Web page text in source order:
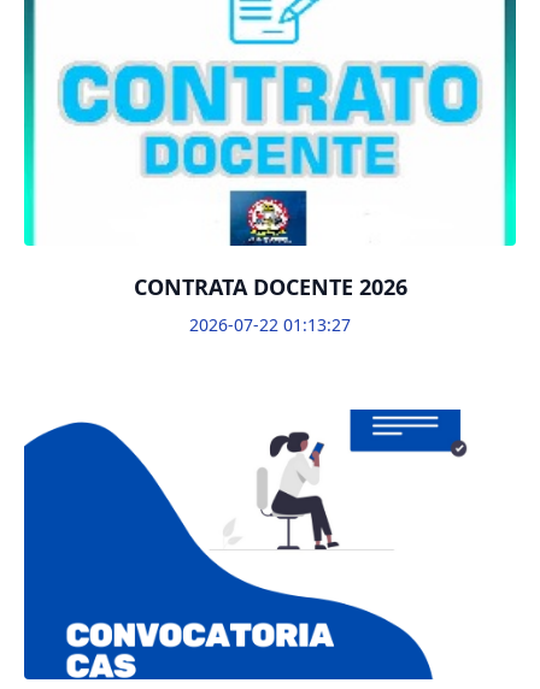
CONTRATA DOCENTE 2026
2026-07-22 01:13:27